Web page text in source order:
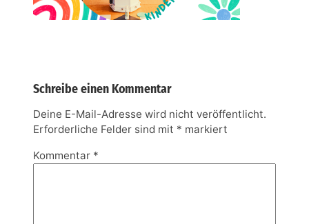
Schreibe einen Kommentar
Deine E-Mail-Adresse wird nicht veröffentlicht.
Erforderliche Felder sind mit * markiert
Kommentar *